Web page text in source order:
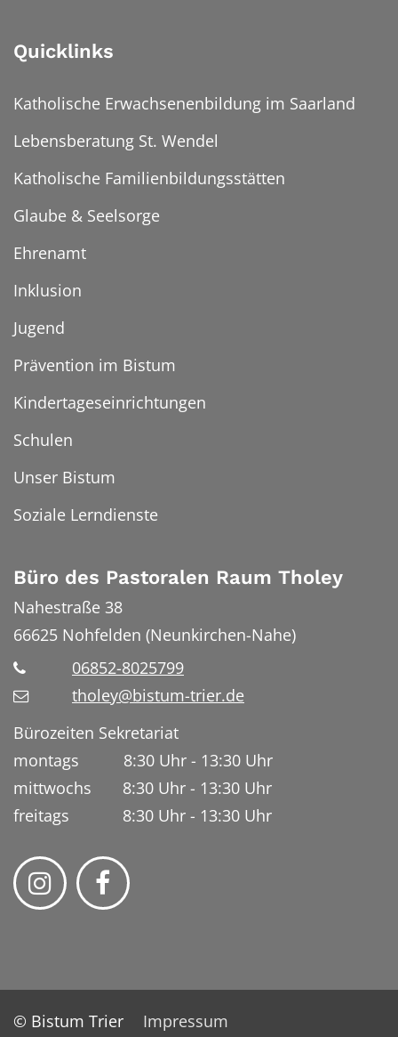
Quicklinks
Katholische Erwachsenenbildung im Saarland
Lebensberatung St. Wendel
Katholische Familienbildungsstätten
Glaube & Seelsorge
Ehrenamt
Inklusion
Jugend
Prävention im Bistum
Kindertageseinrichtungen
Schulen
Unser Bistum
Soziale Lerndienste
Büro des Pastoralen Raum Tholey
Nahestraße 38
66625 Nohfelden (Neunkirchen-Nahe)
06852-8025799
tholey@bistum-trier.de
Bürozeiten Sekretariat
montags 8:30 Uhr - 13:30 Uhr
mittwochs 8:30 Uhr - 13:30 Uhr
freitags 8:30 Uhr - 13:30 Uhr
© Bistum Trier Impressum